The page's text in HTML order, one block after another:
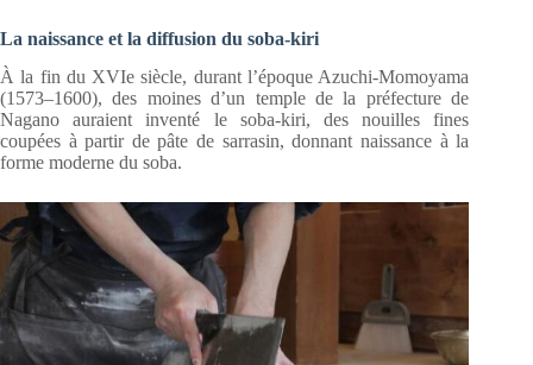
La naissance et la diffusion du soba-kiri
À la fin du XVIe siècle, durant l’époque Azuchi-Momoyama
(1573–1600), des moines d’un temple de la préfecture de
Nagano auraient inventé le soba-kiri, des nouilles fines
coupées à partir de pâte de sarrasin, donnant naissance à la
forme moderne du soba.